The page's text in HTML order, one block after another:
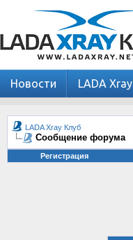
Новости LADA Xray
LADA Xray Клуб
Сообщение форума
Регистрация